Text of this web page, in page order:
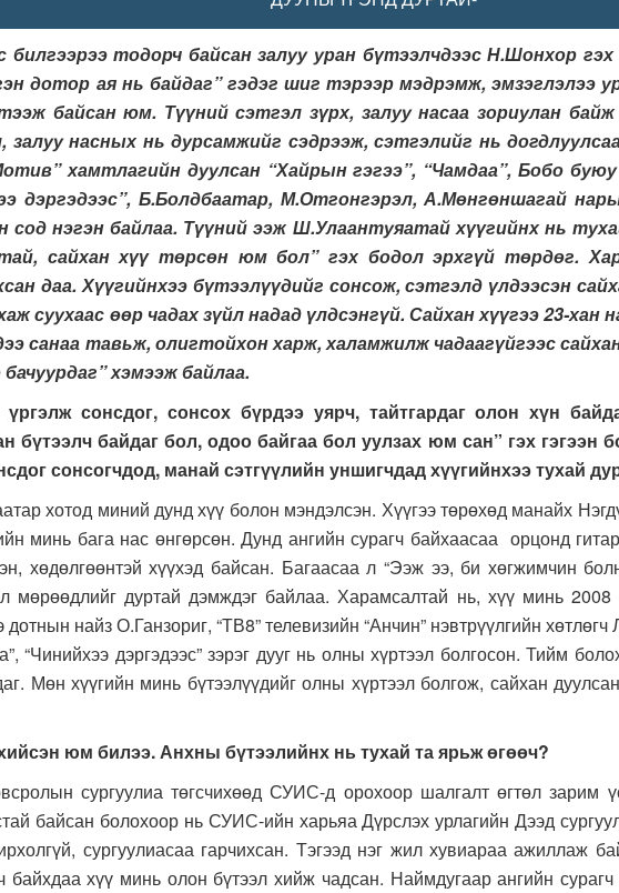
тодорч байсан залуу уран бүтээлчдээс Н.Шонхор гэх
дотор ая нь байдаг” гэдэг шиг тэрээр мэдрэмж, эмзэглэлээ
байсан юм. Түүний сэтгэл зүрх, залуу насаа зориулан
насных нь дурсамжийг сэдрээж, сэтгэлийг нь
хамтлагийн дуулсан “Хайрын гэгээ”, “Чамдаа”, Бобо
дэргэдээс”, Б.Болдбаатар, М.Отгонгэрэл, А.Мөнгөншагай
сод нэгэн байлаа. Түүний ээж Ш.Улаантуяатай хүүгийнх нь
сайхан хүү төрсөн юм бол” гэх бодол эрхгүй төрдөг.
даа. Хүүгийнхээ бүтээлүүдийг сонсож, сэтгэлд үлдээсэн
суухаас өөр чадах зүйл надад үлдсэнгүй. Сайхан хүүгээ 23-хан
санаа тавьж, олигтойхон харж, халамжилж чадаагүйгээс
хэмээж байлаа.
сонсдог, сонсох бүрдээ уярч, тайтгардаг олон хүн
байдаг бол, одоо байгаа бол уулзах юм сан” гэх гэгээн
сонсогчдод, манай сэтгүүлийн уншигчдад хүүгийнхээ тухай
хотод миний дунд хүү болон мэндэлсэн. Хүүгээ төрөхөд манайх
минь бага нас өнгөрсөн. Дунд ангийн сурагч байхаасаа орцонд
хөдөлгөөнтэй хүүхэд байсан. Багаасаа л “Ээж ээ, би хөгжимчин
мөрөөдлийг дуртай дэмждэг байлаа. Харамсалтай нь, хүү минь
найз О.Ганзориг, “ТВ8” телевизийн “Анчин” нэвтрүүлгийн
“Чинийхээ дэргэдээс” зэрэг дууг нь олны хүртээл болгосон. Тийм
Мөн хүүгийн минь бүтээлүүдийг олны хүртээл болгож, сайхан
юм билээ. Анхны бүтээлийнх нь тухай та ярьж өгөөч?
сургуулиа төгсчихөөд СУИС-д орохоор шалгалт өгтөл зарим
байсан болохоор нь СУИС-ийн харьяа Дүрслэх урлагийн Дээд
сургуулиасаа гарчихсан. Тэгээд нэг жил хувиараа ажиллаж
байхдаа хүү минь олон бүтээл хийж чадсан. Наймдугаар ангийн